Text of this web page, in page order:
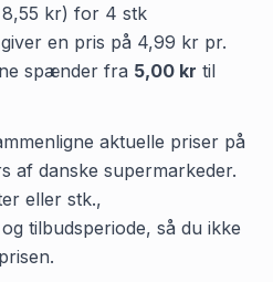
8,55 kr) for 4 stk
en pris på 4,99 kr pr.
spænder fra 5,00 kr til
aktuelle priser på
af danske supermarkeder.
eller stk.,
tilbudsperiode, så du ikke